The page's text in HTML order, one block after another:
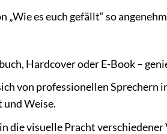
„Wie es euch gefällt“ so
Hardcover oder E-Book –
von professionellen Sprechern
und Weise.
die visuelle Pracht